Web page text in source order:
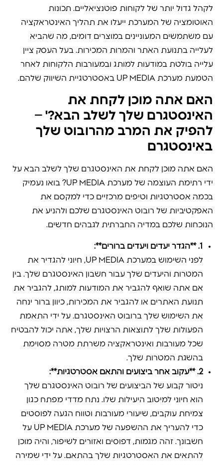
לקהל גדול יותר של לקוחות פוטנציאליים. תכונות
האוטומציה של המערכת ייעלו את תהליך האינטראקציה
עם משתמשים המעוניינים במוצרים דומים, מה שהביא
לעלייה בתנועת האתר והמרות המכירות. בעל העסק ציין
עלייה בולטת במודעות למותג ובמעורבות הלקוחות לאחר
הטמעת מערכת UP MEDIA באסטרטגיית השיווק שלהם.
האם אתה מוכן לקחת את
האינסטגרם שלך לשלב הבא?' –
להפיק את המרב מהרובוט שלך
באינסטגרם
האם אתה מוכן לקחת את האינסטגרם שלך לשלב הבא על
ידי רתימת העוצמה של מערכת UP MEDIA? בואו נעמיק
בכמה אסטרטגיות וטיפים מרכזיים כדי למקסם את
האפקטיביות של רובוט האינסטגרם שלכם ולהניע את
הנוכחות שלכם במדיה החברתית לגבהים חדשים.
1. **הגדר יעדים ויעדים ברורים**:
לפני השימוש במערכת UP MEDIA, חיוני להגדיר את
המטרות והיעדים שלך עבור חשבון האינסטגרם שלך. בין
אם אתה שואף להגביר את המודעות למותג, להגביר את
תנועת האתרים או להגביר את המכירות, כיוון ברור ינחה
את השימוש שלך ברובוט האינסטגרם. על ידי התאמת
הפעולות שלך לתוצאות הרצויות שלך, אתה יכול להבטיח
שכל מעורבות ואינטראקציה משרתת מטרה מסוימת
בהשגת המטרות שלך.
2. **עקוב אחר ביצועים והתאם אסטרטגיות**:
ניטור קבוע של הביצועים של רובוט האינסטגרם שלך
הוא חיוני למיטוב היעילות שלו. נתח מדדי מפתח כגון
צמיחת עוקבים, שיעורי מעורבות וטווח הגעה לפוסטים
כדי להעריך את ההשפעה של מערכת UP MEDIA על
חשבונך. זהה מגמות, דפוסים ואזורים לשיפור, והיה מוכן
להתאים את האסטרטגיות שלך בהתאם. על ידי שמירה